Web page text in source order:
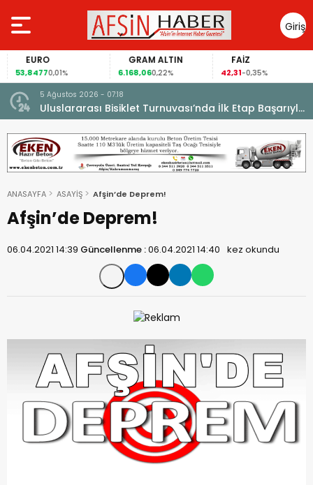
Giriş
Yap
EURO
53,84770,01%
GRAM ALTIN
6.168,060,22%
FAİZ
42,31-0,35%
5 Ağustos 2026 - 07:18
Uluslararası Bisiklet Turnuvası’nda İlk Etap Başarıyla
Tamamlandı.
ANASAYFA ASAYİŞ Afşin’de Deprem!
Afşin’de Deprem!
06.04.2021 14:39 Güncellenme :06.04.2021 14:40 kez okundu